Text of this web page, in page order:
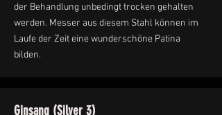
der Behandlung unbedingt trocken gehalten
werden. Messer aus diesem Stahl können im
Laufe der Zeit eine wunderschöne Patina
bilden.
Ginsang (Silver 3)